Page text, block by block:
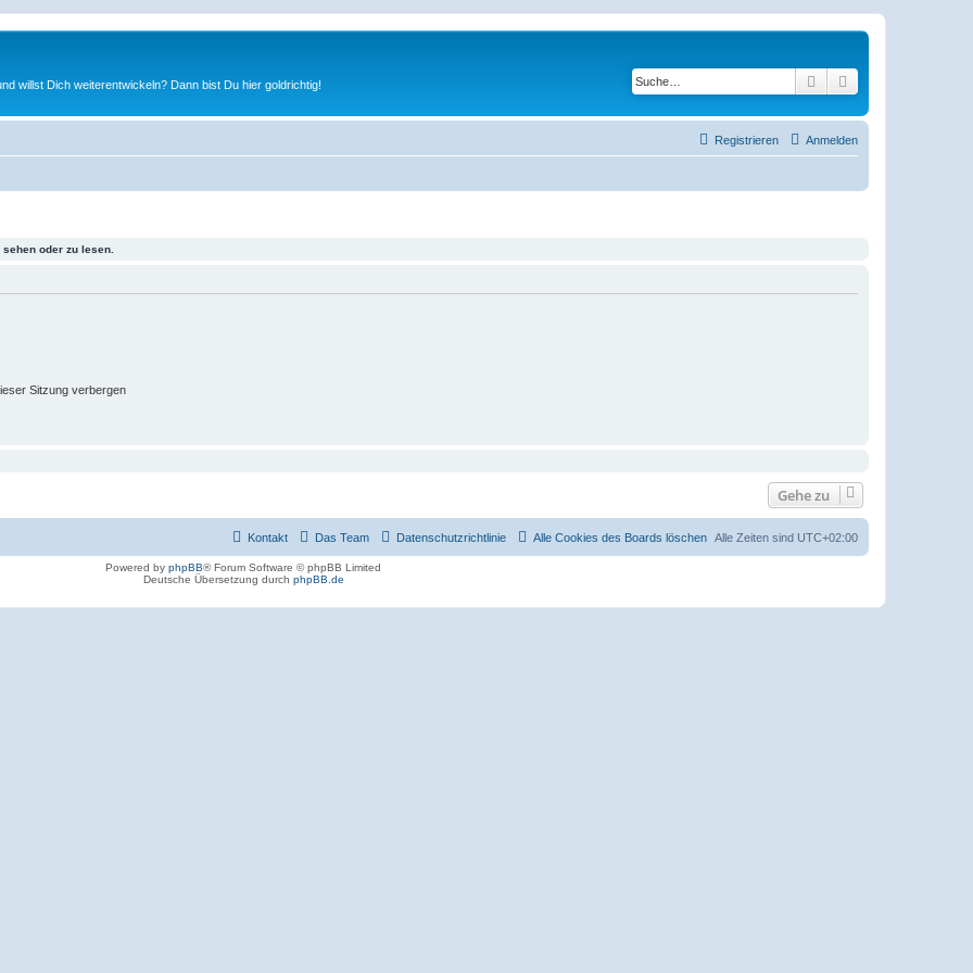
willst Dich weiterentwickeln? Dann bist Du hier goldrichtig! Suche
Anmelden
Registrieren
oder zu lesen.
Sitzung verbergen
Gehe zu
Alle Zeiten sind UTC+02:00
Alle Cookies des Boards löschen
Datenschutzrichtlinie
Das Team
Kontakt
Powered by phpBB® Forum Software © phpBB Limited
Deutsche Übersetzung durch phpBB.de